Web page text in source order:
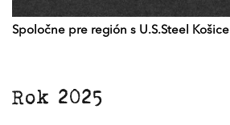
Spoločne pre región s U.S.Steel Košice
Rok 2025